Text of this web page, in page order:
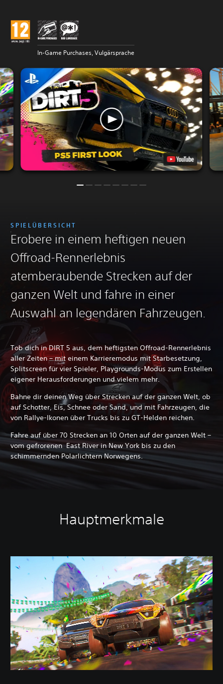
In-Game Purchases, Vulgärsprache
SPIELÜBERSICHT
Erobere in einem heftigen neuen
Offroad-Rennerlebnis
atemberaubende Strecken auf der
ganzen Welt und fahre in einer
Auswahl an legendären Fahrzeugen.
Tob dich in DIRT 5 aus, dem heftigsten Offroad-Rennerlebnis
aller Zeiten – mit einem Karrieremodus mit Starbesetzung,
Splitscreen für vier Spieler, Playgrounds-Modus zum Erstellen
eigener Herausforderungen und vielem mehr.
Bahne dir deinen Weg über Strecken auf der ganzen Welt, ob
auf Schotter, Eis, Schnee oder Sand, und mit Fahrzeugen, die
von Rallye-Ikonen über Trucks bis zu GT-Helden reichen.
Fahre auf über 70 Strecken an 10 Orten auf der ganzen Welt –
vom gefrorenen East River in New York bis zu den
schimmernden Polarlichtern Norwegens.
Hauptmerkmale